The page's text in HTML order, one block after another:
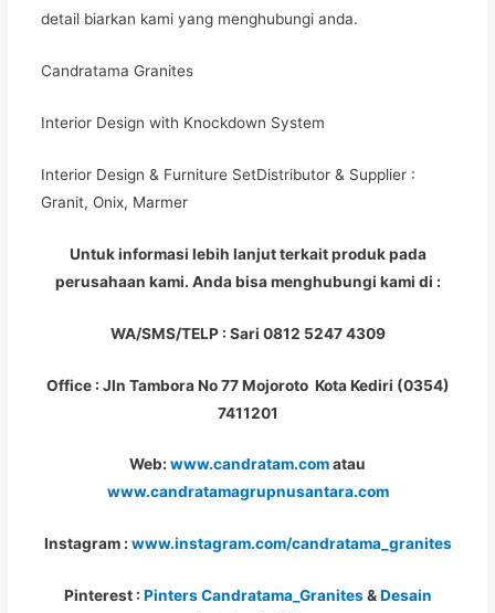
detail biarkan kami yang menghubungi anda.
Candratama Granites
Interior Design with Knockdown System
Interior Design & Furniture SetDistributor & Supplier :
Granit, Onix, Marmer
Untuk informasi lebih lanjut terkait produk pada
perusahaan kami. Anda bisa menghubungi kami di :
WA/SMS/TELP : Sari 0812 5247 4309
Office : Jln Tambora No 77 Mojoroto Kota Kediri (0354)
7411201
Web: www.candratam.comatau
www.candratamagrupnusantara.com
Instagram : www.instagram.com/candratama_granites
Pinterest : Pinters Candratama_Granites&Desain